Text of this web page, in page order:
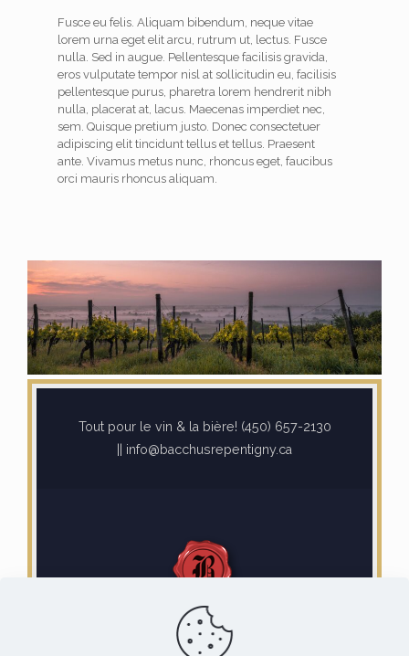
Fusce eu felis. Aliquam bibendum, neque vitae
lorem urna eget elit arcu, rutrum ut, lectus. Fusce
nulla. Sed in augue. Pellentesque facilisis gravida,
eros vulputate tempor nisl at sollicitudin eu, facilisis
pellentesque purus, pharetra lorem hendrerit nibh
nulla, placerat at, lacus. Maecenas imperdiet nec,
sem. Quisque pretium justo. Donec consectetuer
adipiscing elit tincidunt tellus et tellus. Praesent
ante. Vivamus metus nunc, rhoncus eget, faucibus
orci mauris rhoncus aliquam.
Tout pour le vin & la bière! (450) 657-2130
|| info@bacchusrepentigny.ca